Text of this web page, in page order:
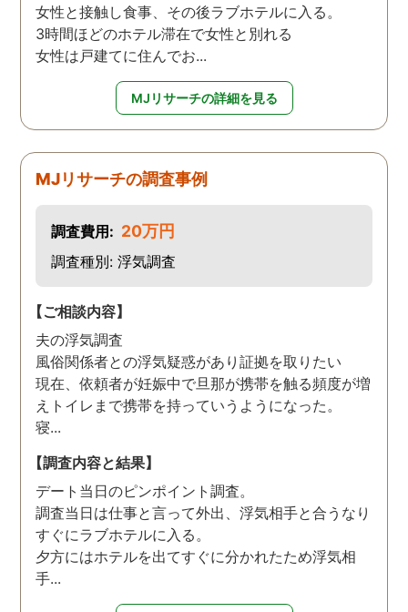
女性と接触し食事、その後ラブホテルに入る。
3時間ほどのホテル滞在で女性と別れる
女性は戸建てに住んでお...
MJリサーチの詳細を見る
MJリサーチの調査事例
調査費用: 20万円
調査種別: 浮気調査
【ご相談内容】
夫の浮気調査
風俗関係者との浮気疑惑があり証拠を取りたい
現在、依頼者が妊娠中で旦那が携帯を触る頻度が増
えトイレまで携帯を持っていうようになった。
寝...
【調査内容と結果】
デート当日のピンポイント調査。
調査当日は仕事と言って外出、浮気相手と合うなり
すぐにラブホテルに入る。
夕方にはホテルを出てすぐに分かれたため浮気相
手...